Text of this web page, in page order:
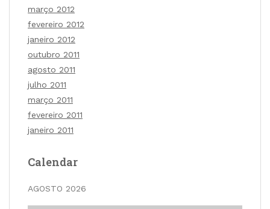
março 2012
fevereiro 2012
janeiro 2012
outubro 2011
agosto 2011
julho 2011
março 2011
fevereiro 2011
janeiro 2011
Calendar
AGOSTO 2026